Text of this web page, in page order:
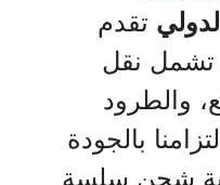
تقدم
تشمل نقل
والطرود
بالجودة
شحن سلسة